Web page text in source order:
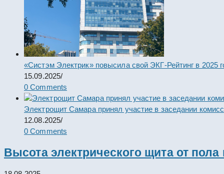
«Систэм Электрик» повысила свой ЭКГ-Рейтинг в 2025
15.09.2025/
0 Comments
Электрощит Самара принял участие в заседании
12.08.2025/
0 Comments
Высота электрического щита от